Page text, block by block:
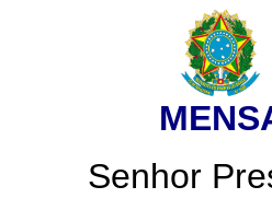
Senhor